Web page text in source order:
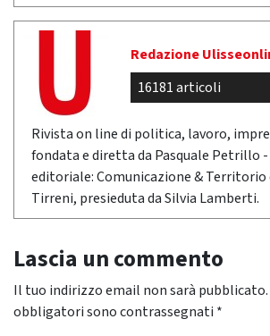
Redazione
16181 articoli
Rivista on line di politica, lavoro,
fondata e diretta da Pasquale Petrillo
editoriale: Comunicazione & Territorio
Tirreni, presieduta da Silvia Lamberti.
Lascia un commento
Il tuo indirizzo email non sarà pubblicato.
obbligatori sono contrassegnati *